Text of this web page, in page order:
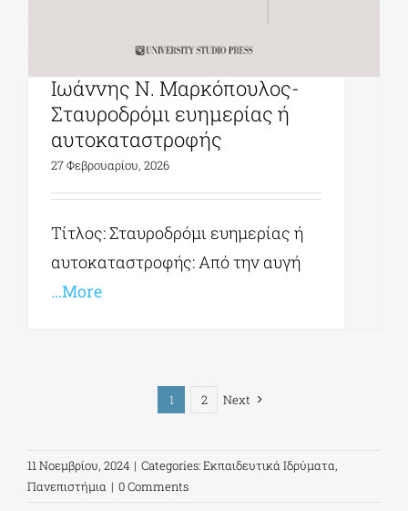
University Studio Press|
Ιωάννης Ν. Μαρκόπουλος-
Σταυροδρόμι ευημερίας ή
αυτοκαταστροφής
27 Φεβρουαρίου, 2026
Τίτλος: Σταυροδρόμι ευημερίας ή
αυτοκαταστροφής: Από την αυγή
...More
1 2 Next
11 Νοεμβρίου, 2024 | Categories:Εκπαιδευτικά Ιδρύματα,
Πανεπιστήμια | 0 Comments